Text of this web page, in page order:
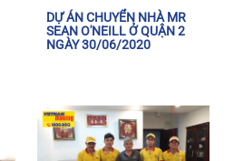
DỰ ÁN CHUYỂN NHÀ MR
SEAN O'NEILL Ở QUẬN 2
NGÀY 30/06/2020